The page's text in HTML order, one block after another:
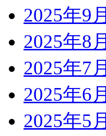
2025年9月
2025年8月
2025年7月
2025年6月
2025年5月